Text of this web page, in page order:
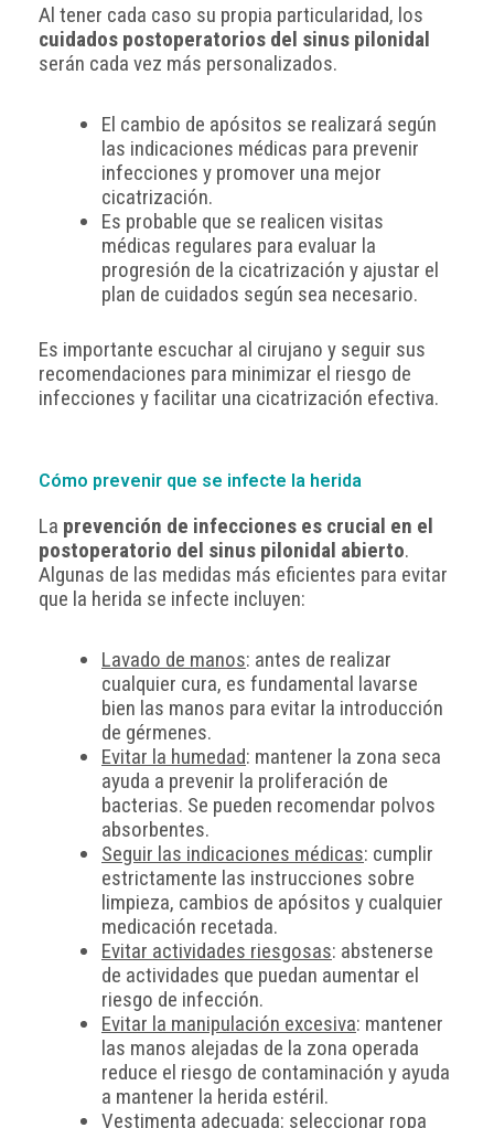
Al tener cada caso su propia particularidad, los
cuidados postoperatorios del sinus pilonidal
serán cada vez más personalizados.
El cambio de apósitos se realizará según
las indicaciones médicas para prevenir
infecciones y promover una mejor
cicatrización.
Es probable que se realicen visitas
médicas regulares para evaluar la
progresión de la cicatrización y ajustar el
plan de cuidados según sea necesario.
Es importante escuchar al cirujano y seguir sus
recomendaciones para minimizar el riesgo de
infecciones y facilitar una cicatrización efectiva.
Cómo prevenir que se infecte la herida
La prevención de infecciones es crucial en el
postoperatorio del sinus pilonidal abierto.
Algunas de las medidas más eficientes para evitar
que la herida se infecte incluyen:
Lavado de manos: antes de realizar
cualquier cura, es fundamental lavarse
bien las manos para evitar la introducción
de gérmenes.
Evitar la humedad: mantener la zona seca
ayuda a prevenir la proliferación de
bacterias. Se pueden recomendar polvos
absorbentes.
Seguir las indicaciones médicas: cumplir
estrictamente las instrucciones sobre
limpieza, cambios de apósitos y cualquier
medicación recetada.
Evitar actividades riesgosas: abstenerse
de actividades que puedan aumentar el
riesgo de infección.
Evitar la manipulación excesiva: mantener
las manos alejadas de la zona operada
reduce el riesgo de contaminación y ayuda
a mantener la herida estéril.
Vestimenta adecuada: seleccionar ropa